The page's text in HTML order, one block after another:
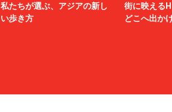
私たちが選ぶ、アジアの新し
い歩き方
街に映える
どこへ出か